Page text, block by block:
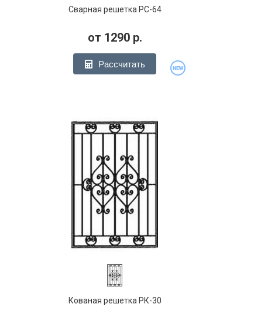
Сварная решетка РС-64
от 1290р.
Рассчитать
Кованая решетка РК-30